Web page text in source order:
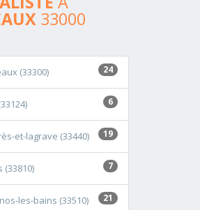
33000
24
(33300)
6
19
et-lagrave (33440)
7
(33810)
21
les-bains (33510)